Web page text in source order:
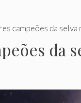
campeões da selva
da